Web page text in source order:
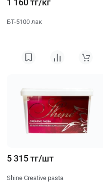
1 160 тг/кг
БТ-5100 лак
5 315 тг/шт
Shine Creative pasta